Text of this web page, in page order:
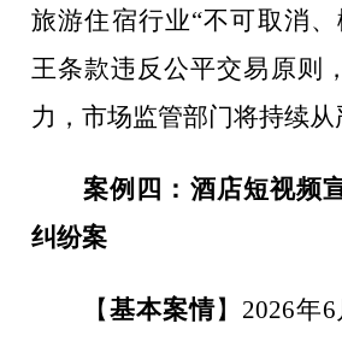
旅游住宿行业“不可取消
王条款违反公平交易原则
力，市场监管部门将持续从
案例四：酒店短视频
纠纷案
【基本案情】 2026年6